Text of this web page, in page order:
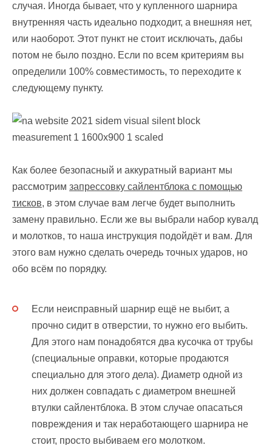
случая. Иногда бывает, что у купленного шарнира
внутренняя часть идеально подходит, а внешняя нет,
или наоборот. Этот пункт не стоит исключать, дабы
потом не было поздно. Если по всем критериям вы
определили 100% совместимость, то переходите к
следующему пункту.
Как более безопасный и аккуратный вариант мы
рассмотрим запрессовку сайлентблока с помощью
тисков, в этом случае вам легче будет выполнить
замену правильно. Если же вы выбрали набор кувалд
и молотков, то наша инструкция подойдёт и вам. Для
этого вам нужно сделать очередь точных ударов, но
обо всём по порядку.
Если неисправный шарнир ещё не выбит, а
прочно сидит в отверстии, то нужно его выбить.
Для этого нам понадобятся два кусочка от трубы
(специальные оправки, которые продаются
специально для этого дела). Диаметр одной из
них должен совпадать с диаметром внешней
втулки сайлентблока. В этом случае опасаться
повреждения и так неработающего шарнира не
стоит, просто выбиваем его молотком.